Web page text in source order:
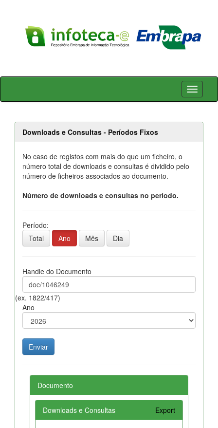
Skip
Downloads e Consultas - Períodos Fixos
No caso de registos com mais do que um ficheiro, o
número total de downloads e consultas é dividido pelo
número de ficheiros associados ao documento.
Número de downloads e consultas no período.
Período:
Total
Ano Mês Dia
Handle do Documento
(ex. 1822/417)
Ano
Documento
Downloads e Consultas Export